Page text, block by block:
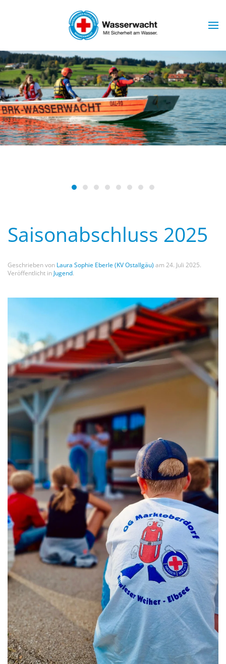
Skip to main content
Wasserwacht Marktoberdorf
Saisonabschluss 2025
Geschrieben von Laura Sophie Eberle (KV Ostallgäu) am 24. Juli 2025.
Veröffentlicht in Jugend.